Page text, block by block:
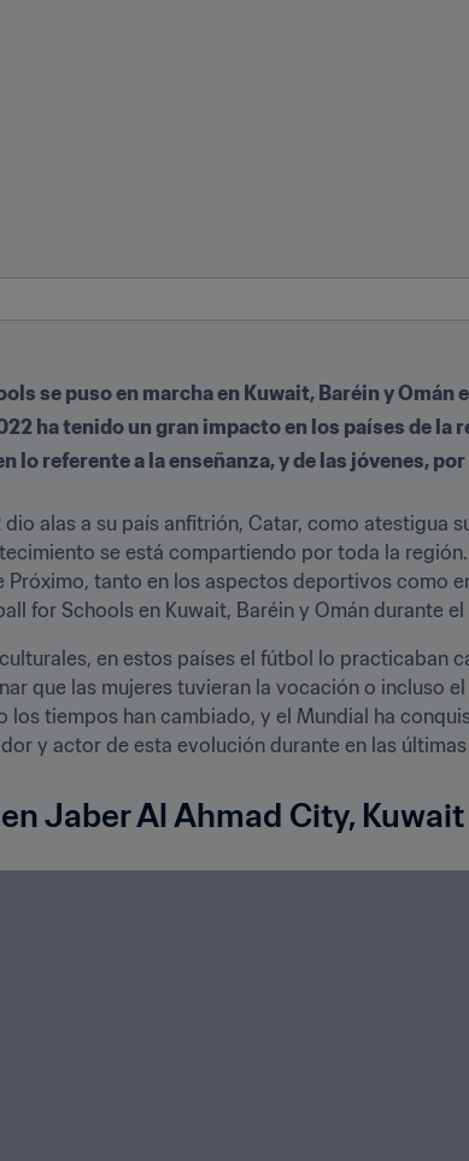
se puso en marcha en Kuwait, Baréin y Omán
ha tenido un gran impacto en los países de la
lo referente a la enseñanza, y de las jóvenes,
alas a su país anfitrión, Catar, como atestigua
se está compartiendo por toda la
tanto en los aspectos deportivos como
for Schools en Kuwait, Baréin y Omán durante
en estos países el fútbol lo practicaban
que las mujeres tuvieran la vocación o incluso
los tiempos han cambiado, y el Mundial ha
y actor de esta evolución durante en las últimas
Jaber Al Ahmad City, Kuwait